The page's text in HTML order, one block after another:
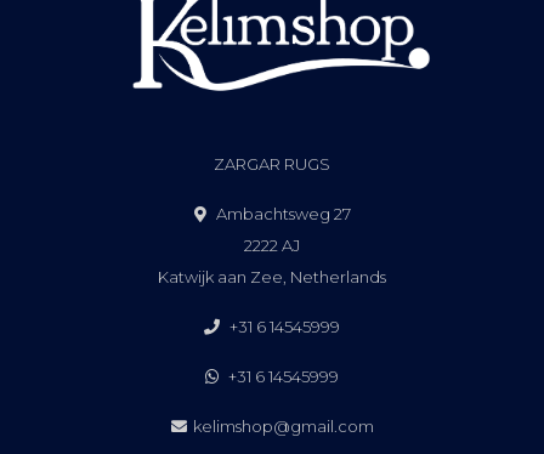
ZARGAR RUGS
Ambachtsweg 27
2222 AJ
Katwijk aan Zee, Netherlands
+31 6 14545999
+31 6 14545999
kelimshop@gmail.com